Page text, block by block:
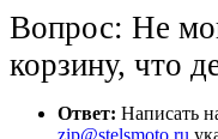
Вопрос: Не
корзину, что
Ответ: Написать
zip@stelsmoto.ru